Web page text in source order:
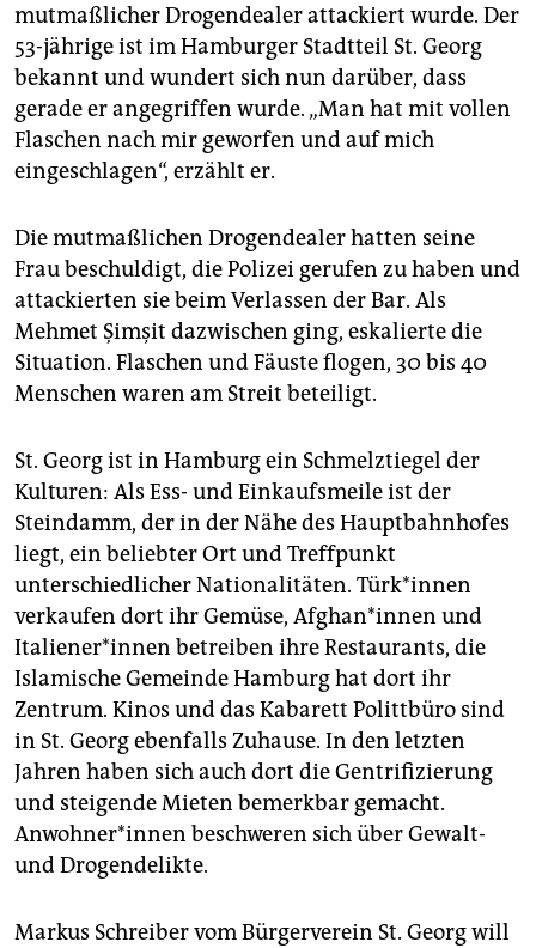
genossenschaft
epaper login
mutmaßlicher Drogendealer attackiert wurde. Der
53-jährige ist im Hamburger Stadtteil St. Georg
bekannt und wundert sich nun darüber, dass
gerade er angegriffen wurde. „Man hat mit vollen
Flaschen nach mir geworfen und auf mich
eingeschlagen“, erzählt er.
Die mutmaßlichen Drogendealer hatten seine
Frau beschuldigt, die Polizei gerufen zu haben und
attackierten sie beim Verlassen der Bar. Als
Mehmet Şimşit dazwischen ging, eskalierte die
Situation. Flaschen und Fäuste flogen, 30 bis 40
Menschen waren am Streit beteiligt.
St. Georg ist in Hamburg ein Schmelztiegel der
Kulturen: Als Ess- und Einkaufsmeile ist der
Steindamm, der in der Nähe des Hauptbahnhofes
liegt, ein beliebter Ort und Treffpunkt
unterschiedlicher Nationalitäten. Türk*innen
verkaufen dort ihr Gemüse, Afghan*innen und
Italiener*innen betreiben ihre Restaurants, die
Islamische Gemeinde Hamburg hat dort ihr
Zentrum. Kinos und das Kabarett Polittbüro sind
in St. Georg ebenfalls Zuhause. In den letzten
Jahren haben sich auch dort die Gentrifizierung
und steigende Mieten bemerkbar gemacht.
Anwohner*innen beschweren sich über Gewalt-
und Drogendelikte.
Markus Schreiber vom Bürgerverein St. Georg will